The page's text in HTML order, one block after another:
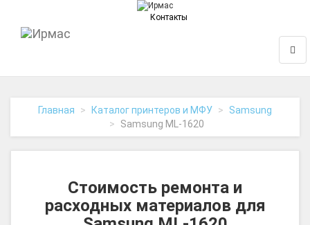
Контакты
Главная Каталог принтеров и МФУ
Samsung
Samsung ML-1620
Стоимость ремонта и
расходных материалов для